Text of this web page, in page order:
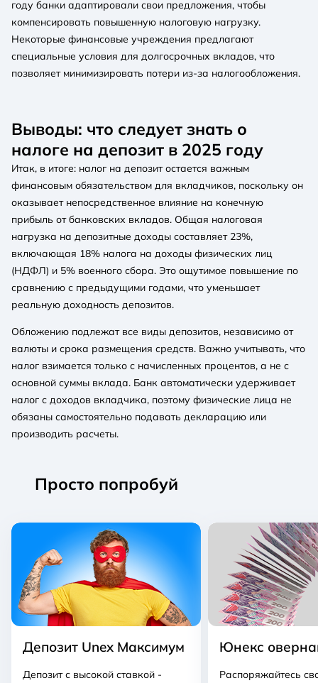
году банки адаптировали свои предложения, чтобы
компенсировать повышенную налоговую нагрузку.
Некоторые финансовые учреждения предлагают
специальные условия для долгосрочных вкладов, что
позволяет минимизировать потери из-за налогообложения.
Выводы: что следует знать о
налоге на депозит в 2025 году
Итак, в итоге: налог на депозит остается важным
финансовым обязательством для вкладчиков, поскольку он
оказывает непосредственное влияние на конечную
прибыль от банковских вкладов. Общая налоговая
нагрузка на депозитные доходы составляет 23%,
включающая 18% налога на доходы физических лиц
(НДФЛ) и 5% военного сбора. Это ощутимое повышение по
сравнению с предыдущими годами, что уменьшает
реальную доходность депозитов.
Обложению подлежат все виды депозитов, независимо от
валюты и срока размещения средств. Важно учитывать, что
налог взимается только с начисленных процентов, а не с
основной суммы вклада. Банк автоматически удерживает
налог с доходов вкладчика, поэтому физические лица не
обязаны самостоятельно подавать декларацию или
производить расчеты.
Просто попробуй
Депозит Unex Максимум
Депозит с высокой ставкой -
Юнекс
Распоряжайтесь